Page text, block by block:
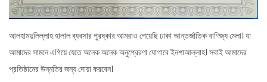
আলহামদুলিল্লাহ হালাল ব্যবসার পুরষ্কার আমরাও পেয়েছিঢাকা আন্তর্জাতিক বাণিজ্য মেলা। যা
আমাদের সামনে এগিয়ে যেতে অনেক অনেক অনুপ্রেরণা যোগাবে ইনশাআল্লাহ। সবাই আমাদের
প্রতিষ্ঠানের উন্নতির জন্য দোয়া করবেন।